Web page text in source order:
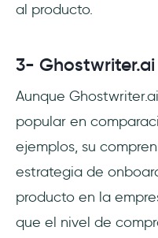
al producto.
3- Ghostwriter.ai
Aunque
popular en
ejemplos, su
estrategia de
producto en la
que el nivel de